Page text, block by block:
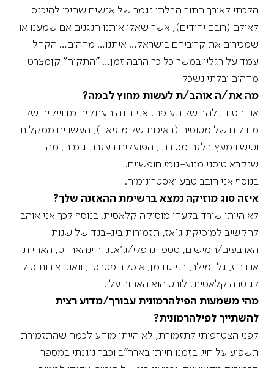
הלכתי לאורך התור הבלתי נגמר של אנשים שחיכו להיכנס
לאולם (רובם יהודים), אשר שאלו אותנו הנגנים אם שמענו או
שמכירים את קרוביהם בישראל… איתנו… מדהים… הקהל
עמד על רגליו במשך כל כך הרבה זמן… "התקוה" קןמצרט
מדהים ובלתי נשכל
מה את/ה אוהב/ת לעשות מחוץ לבמה?
אני חסיד נלהב של תעופה! אני בונה העתקים מדוייקים של
מודלים של מטוסים (באיכות של מוזיאון), העשויים ממקלות
וטישיו מעץ בלזה מסורתי, הפועלים בעזרת גומיה, מה
שנקרא טיסני מנוע-גומי חופשיים.
בנוסף אני חובב טבע ואסטרונומיה.
איזה סוג מוזיקה נמצא ברשימת ההאזנה שלך?
לא הייתי שורד בלעדי מוסיקה קלאסית. בנוסף לכך אני אוהב
להקשיב למוסיקת ג'אז, תזמורות ביג-בנד של שנות
הארבעים/חמישים, סטפן גרפלי/ג'אנגו ריינהארדט, האחיות
אנדרוז, גלן מילר, בני גודמן, אוסקר פטרסון, וואו! יצירות סולו
לגיטרה קלאסית! לובט הוא האהוב עלי.
מהי משמעות הפילהרמונית עבורך/מדוע רצית
להשתייך לפילהרמונית?
לפני הצטרפותי לתזמורת, לא הייתי מודע לכמה שהתזמורת
תשפיע על חיי. בזמנו חייתי בארה"ב וכבר ניגנתי במספר